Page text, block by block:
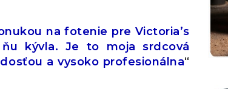
na fotenie pre Victoria’s
kývla. Je to moja srdcová
a vysoko profesionálna“